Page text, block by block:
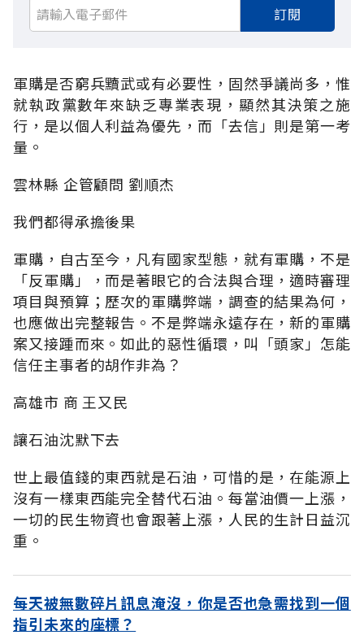
訂閱
軍購是否窮兵黷武或有必要性，固然爭議尚多，惟
就執政黨數年來缺乏專業表現，顯然其決策之施
行，是以個人利益為優先，而「去信」則是第一考
量。
雲林縣 企管顧問 劉順杰
我們都得承擔後果
軍購，自古至今，凡有國家型態，就有軍購，不是
「反軍購」，而是著眼它的合法與合理，適時審理
項目與預算；歷次的軍購弊端，調查的結果為何，
也應做出完整報告。不是弊端永遠存在，新的軍購
案又接踵而來。如此的惡性循環，叫「頭家」怎能
信任主事者的胡作非為？
高雄市 商 王又民
讓石油沈默下去
世上最值錢的東西就是石油，可惜的是，在能源上
沒有一樣東西能完全替代石油。每當油價一上漲，
一切的民生物資也會跟著上漲，人民的生計日益沉
重。
每天被無數碎片訊息淹沒，你是否也急需找到一個
指引未來的座標？